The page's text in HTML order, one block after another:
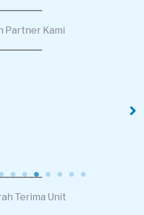
Partner Kami
Terima Unit